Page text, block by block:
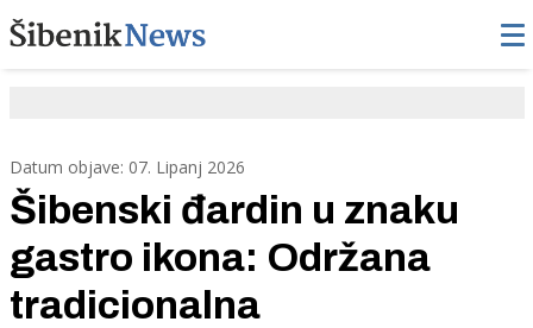
Datum objave: 07. Lipanj 2026
Šibenski đardin u znaku
gastro ikona: Održana
tradicionalna